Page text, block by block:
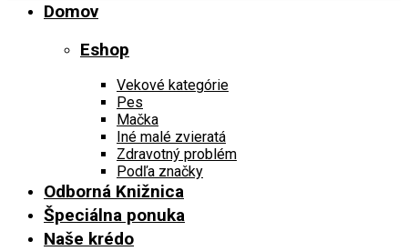
Domov
Eshop
Vekové kategórie
Pes
Mačka
Iné malé zvieratá
Zdravotný problém
Podľa značky
Odborná Knižnica
Špeciálna ponuka
Naše krédo